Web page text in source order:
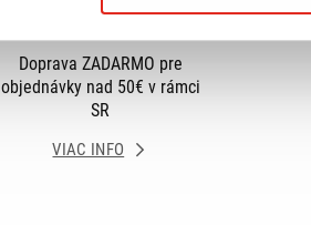
Doprava ZADARMO pre
objednávky nad 50€ v rámci
SR
VIAC INFO